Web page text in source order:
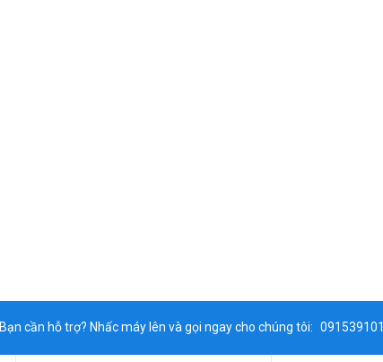
Bạn cần hỗ trợ? Nhấc máy lên và gọi ngay cho chúng tôi: